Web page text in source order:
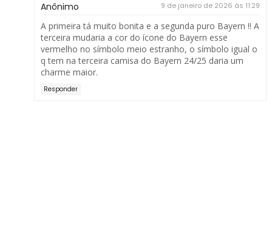
Anônimo 9 de janeiro de 2026 às 11:29
A primeira tá muito bonita e a segunda puro Bayern !! A
terceira mudaria a cor do ícone do Bayern esse
vermelho no símbolo meio estranho, o símbolo igual o
q tem na terceira camisa do Bayern 24/25 daria um
charme maior.
Responder